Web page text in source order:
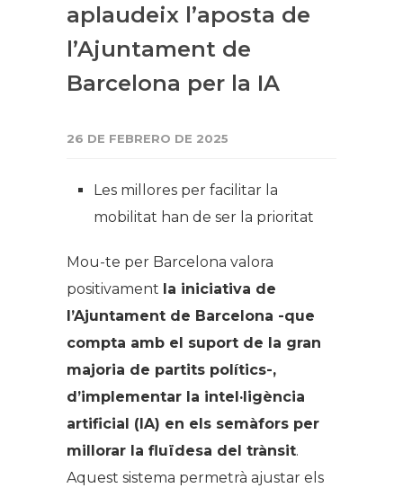
aplaudeix l’aposta de
l’Ajuntament de
Barcelona per la IA
26 DE FEBRERO DE 2025
Les millores per facilitar la
mobilitat han de ser la prioritat
Mou-te per Barcelona valora
positivament la iniciativa de
l’Ajuntament de Barcelona -que
compta amb el suport de la gran
majoria de partits polítics-,
d’implementar la intel·ligència
artificial (IA) en els semàfors per
millorar la fluïdesa del trànsit.
Aquest sistema permetrà ajustar els